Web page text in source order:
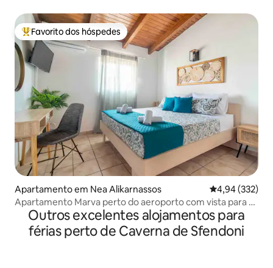
Favoritos dos hóspedes mais apreciados
Favorito dos hóspedes
Apartamento em Nea Alikarnassos Classificação
4,94 (332)
Apartamento Marva perto do aeroporto com vista para o
marOutros excelentes alojamentos para
férias perto de Caverna de Sfendoni